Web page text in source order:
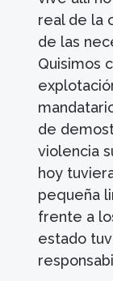
real de la
de las
Quisimos
de
violencia
hoy
pequeña
frente a
estado